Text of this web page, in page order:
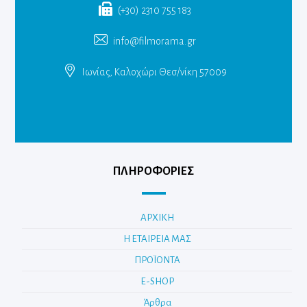
(+30) 2310 755 183
info@filmorama.gr
Ιωνίας, Καλοχώρι Θεσ/νίκη 57009
ΠΛΗΡΟΦΟΡΙΕΣ
ΑΡΧΙΚΗ
Η ΕΤΑΙΡΕΙΑ ΜΑΣ
ΠΡΟΪΟΝΤΑ
E-SHOP
Άρθρα